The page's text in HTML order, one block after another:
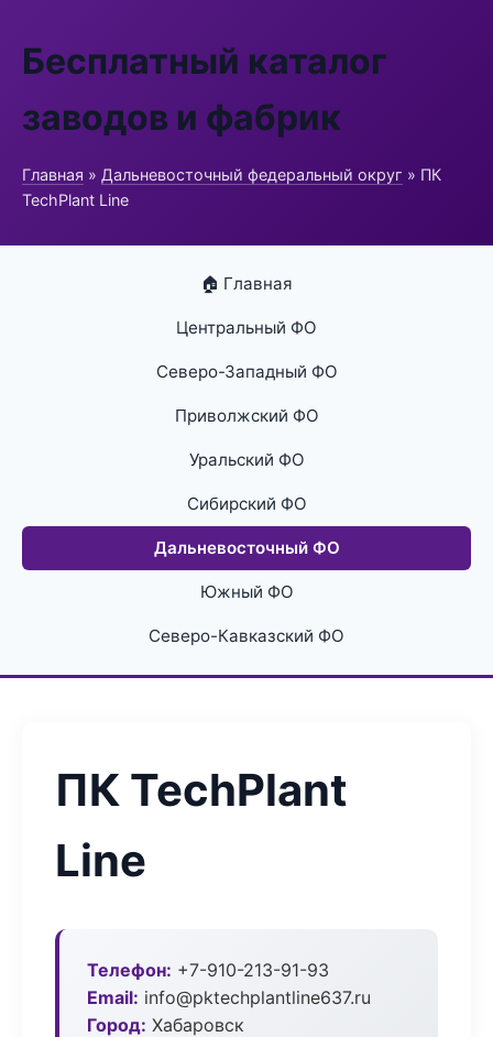
Бесплатный каталог
заводов и фабрик
Главная » Дальневосточный федеральный округ » ПК
TechPlant Line
🏠 Главная
Центральный ФО
Северо-Западный ФО
Приволжский ФО
Уральский ФО
Сибирский ФО
Дальневосточный ФО
Южный ФО
Северо-Кавказский ФО
ПК TechPlant
Line
Телефон: +7-910-213-91-93
Email: info@pktechplantline637.ru
Город: Хабаровск